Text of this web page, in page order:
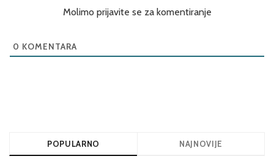
Molimo prijavite se za komentiranje
0 KOMENTARA
POPULARNO NAJNOVIJE